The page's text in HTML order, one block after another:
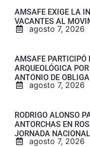
AMSAFE EXIGE LA
VACANTES AL
agosto 7, 2026
AMSAFE PARTICIPÓ
ARQUEOLÓGICA
ANTONIO DE
agosto 7, 2026
RODRIGO ALONSO
ANTORCHAS EN
JORNADA
agosto 7, 2026